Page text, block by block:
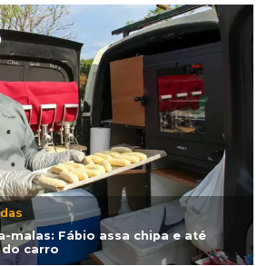
malas: Fábio assa chipa e até
do carro